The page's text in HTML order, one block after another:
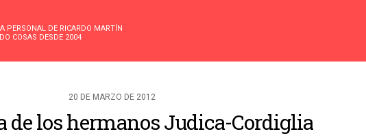
PERSONAL DE RICARDO MARTÍN
COSAS DESDE 2004
20 DE MARZO DE 2012
de los hermanos Judica-Cordiglia